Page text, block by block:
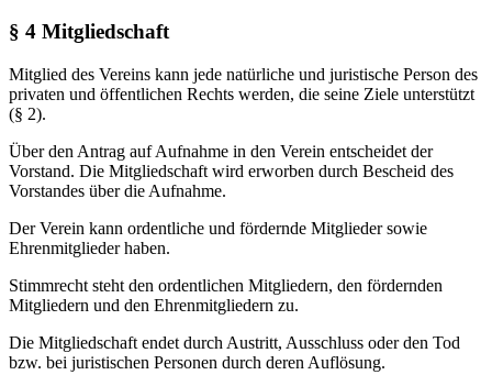
§ 4 Mitgliedschaft
Mitglied des Vereins kann jede natürliche und juristische Person des
privaten und öffentlichen Rechts werden, die seine Ziele unterstützt
(§ 2).
Über den Antrag auf Aufnahme in den Verein entscheidet der
Vorstand. Die Mitgliedschaft wird erworben durch Bescheid des
Vorstandes über die Aufnahme.
Der Verein kann ordentliche und fördernde Mitglieder sowie
Ehrenmitglieder haben.
Stimmrecht steht den ordentlichen Mitgliedern, den fördernden
Mitgliedern und den Ehrenmitgliedern zu.
Die Mitgliedschaft endet durch Austritt, Ausschluss oder den Tod
bzw. bei juristischen Personen durch deren Auflösung.